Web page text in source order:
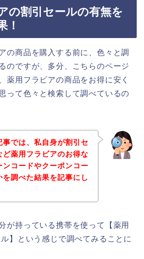
の割引セールの有無を
！
の商品を購入する前に、色々と調
のですが、多分、こちらのページ
薬用フラビアの商品をお得に安く
って色々と検索して調べているの
では、私自身が割引セ
ど薬用フラビアのお得な
コードやクーポンコー
を調べた結果を記事にし
が持っている携帯を使って【薬用
】という感じで調べてみることに